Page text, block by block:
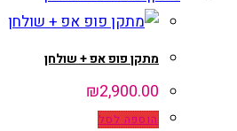
מתקן פופ אפ + שולחן
₪2,900.00
הוספה לסל